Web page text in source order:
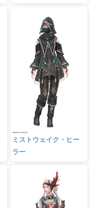
ミストウェイク・ヒー
ラー